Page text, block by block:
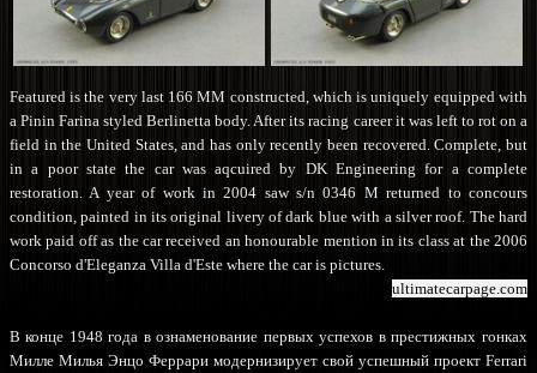
Featured is the very last 166 MM constructed, which is uniquely equipped with
a Pinin Farina styled Berlinetta body. After its racing career it was left to rot on a
field in the United States, and has only recently been recovered. Complete, but
in a poor state the car was aqcuired by DK Engineering for a complete
restoration. A year of work in 2004 saw s/n 0346 M returned to concours
condition, painted in its original livery of dark blue with a silver roof. The hard
work paid off as the car received an honourable mention in its class at the 2006
Concorso d'Eleganza Villa d'Este where the car is pictures.
ultimatecarpage.com
В конце 1948 года в ознаменование первых успехов в престижных гонках
Милле Милья Энцо Феррари модернизирует свой успешный проект Ferrari